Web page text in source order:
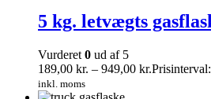
5 kg. letvægts
Vurderet 0 ud af 5
189,00 kr. – 949,00 kr.
inkl. moms